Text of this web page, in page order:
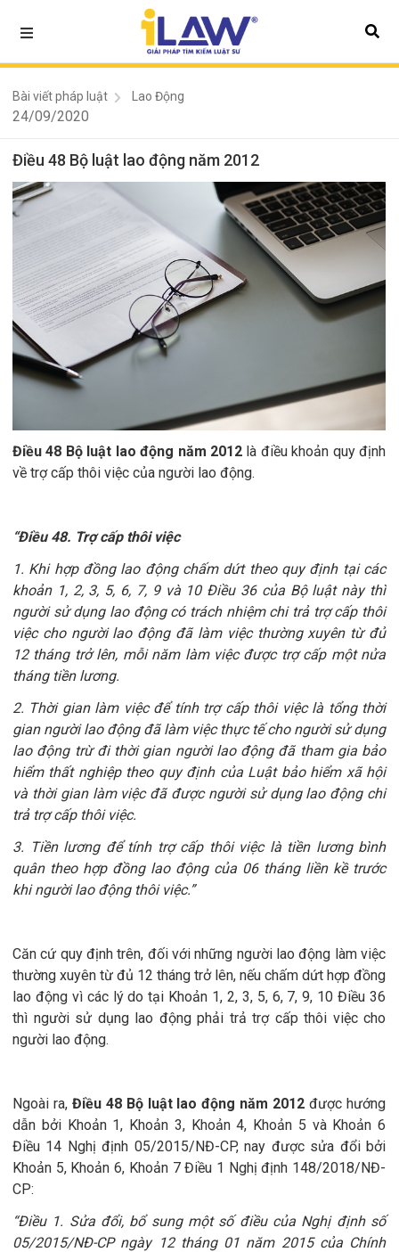
Bài viết pháp luật Lao Động
24/09/2020
Điều 48 Bộ luật lao động năm 2012
Điều 48 Bộ luật lao động năm 2012 là điều khoản quy định
về trợ cấp thôi việc của người lao động.
“Điều 48. Trợ cấp thôi việc
1. Khi hợp đồng lao động chấm dứt theo quy định tại các
khoản 1, 2, 3, 5, 6, 7, 9 và 10 Điều 36 của Bộ luật này thì
người sử dụng lao động có trách nhiệm chi trả trợ cấp thôi
việc cho người lao động đã làm việc thường xuyên từ đủ
12 tháng trở lên, mỗi năm làm việc được trợ cấp một nửa
tháng tiền lương.
2. Thời gian làm việc để tính trợ cấp thôi việc là tổng thời
gian người lao động đã làm việc thực tế cho người sử dụng
lao động trừ đi thời gian người lao động đã tham gia bảo
hiểm thất nghiệp theo quy định của Luật bảo hiểm xã hội
và thời gian làm việc đã được người sử dụng lao động chi
trả trợ cấp thôi việc.
3. Tiền lương để tính trợ cấp thôi việc là tiền lương bình
quân theo hợp đồng lao động của 06 tháng liền kề trước
khi người lao động thôi việc.”
Căn cứ quy định trên, đối với những người lao động làm việc
thường xuyên từ đủ 12 tháng trở lên, nếu chấm dứt hợp đồng
lao động vì các lý do tại Khoản 1, 2, 3, 5, 6, 7, 9, 10 Điều 36
thì người sử dụng lao động phải trả trợ cấp thôi việc cho
người lao động.
Ngoài ra, Điều 48 Bộ luật lao động năm 2012 được hướng
dẫn bởi Khoản 1, Khoản 3, Khoản 4, Khoản 5 và Khoản 6
Điều 14 Nghị định 05/2015/NĐ-CP, nay được sửa đổi bởi
Khoản 5, Khoản 6, Khoản 7 Điều 1 Nghị định 148/2018/NĐ-
CP:
“Điều 1. Sửa đổi, bổ sung một số điều của Nghị định số
05/2015/NĐ-CP ngày 12 tháng 01 năm 2015 của Chính